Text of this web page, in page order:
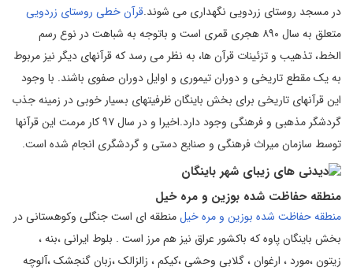
در مسجد روستای زردویی نگهداری می شوند.قرآن خطی روستای زردویی
متعلق به سال ۸۹۰ هجری قمری است و باتوجه به شباهت در نوع رسم
الخط، تذهیب و تزئینات قرآن ها، به نظر می رسد که قرآنهای دیگر نیز مربوط
به یک مقطع تاریخی و دوران تیموری و اوایل دوران صفوی باشند. با وجود
این قرآنهای تاریخی برای بخش باینگان ظرفیتهای بسیار خوبی در زمینه جذب
گردشگر مذهبی و فرهنگی وجود دارد.اخیرا و در سال ۹۷ کار مرمت این قرآنها
توسط سازمان میراث فرهنگی و صنایع دستی و گردشگری انجام شده است.
منطقه حفاظت شده بوزین و مره خیل
منطقه حفاظت شده بوزین و مره خیلمنطقه ای است جنگلی وکوهستانی در
بخش باینگان پاوه که باکشور عراق نیز هم مرز است . بلوط ایرانی ،بنه ،
زیتون ،مورد ، ارغوان ، گلابی وحشی ،کیکم ، زالزالک ،زبان گنجشک ،آلوچه